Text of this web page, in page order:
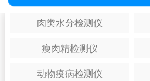
肉类水分检测仪
瘦肉精检测仪
动物疫病检测仪